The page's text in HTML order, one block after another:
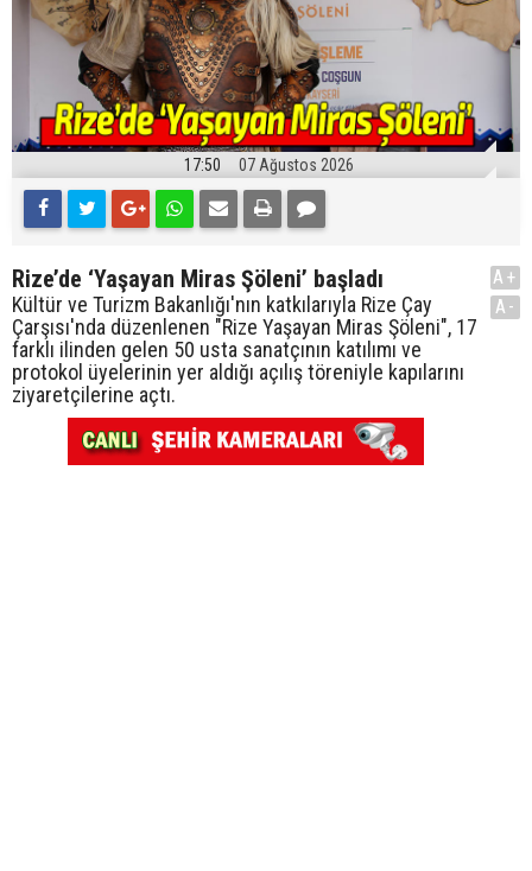
17:50 07 Ağustos 2026
Rize’de ‘Yaşayan Miras Şöleni’ başladı
Kültür ve Turizm Bakanlığı'nın katkılarıyla Rize Çay
Çarşısı'nda düzenlenen "Rize Yaşayan Miras Şöleni", 17
farklı ilinden gelen 50 usta sanatçının katılımı ve
protokol üyelerinin yer aldığı açılış töreniyle kapılarını
ziyaretçilerine açtı.
A+
A-